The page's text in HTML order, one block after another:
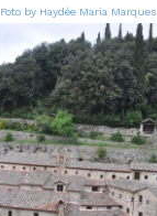
Foto by Haydée Maria Marques